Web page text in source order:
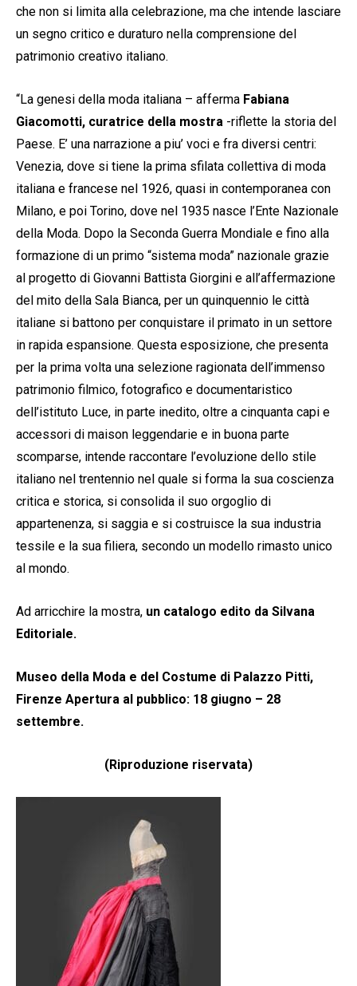
che non si limita alla celebrazione, ma che intende lasciare
un segno critico e duraturo nella comprensione del
patrimonio creativo italiano.
“La genesi della moda italiana – afferma Fabiana
Giacomotti, curatrice della mostra -riflette la storia del
Paese. E’ una narrazione a piu’ voci e fra diversi centri:
Venezia, dove si tiene la prima sfilata collettiva di moda
italiana e francese nel 1926, quasi in contemporanea con
Milano, e poi Torino, dove nel 1935 nasce l’Ente Nazionale
della Moda. Dopo la Seconda Guerra Mondiale e fino alla
formazione di un primo “sistema moda” nazionale grazie
al progetto di Giovanni Battista Giorgini e all’affermazione
del mito della Sala Bianca, per un quinquennio le città
italiane si battono per conquistare il primato in un settore
in rapida espansione. Questa esposizione, che presenta
per la prima volta una selezione ragionata dell’immenso
patrimonio filmico, fotografico e documentaristico
dell’istituto Luce, in parte inedito, oltre a cinquanta capi e
accessori di maison leggendarie e in buona parte
scomparse, intende raccontare l’evoluzione dello stile
italiano nel trentennio nel quale si forma la sua coscienza
critica e storica, si consolida il suo orgoglio di
appartenenza, si saggia e si costruisce la sua industria
tessile e la sua filiera, secondo un modello rimasto unico
al mondo.
Ad arricchire la mostra, un catalogo edito da Silvana
Editoriale.
Museo della Moda e del Costume di Palazzo Pitti,
Firenze Apertura al pubblico: 18 giugno – 28
settembre.
(Riproduzione riservata)